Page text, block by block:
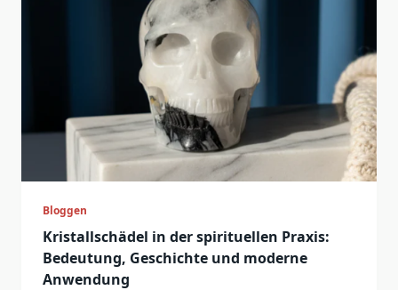
Bloggen
Kristallschädel in der spirituellen Praxis:
Bedeutung, Geschichte und moderne
Anwendung